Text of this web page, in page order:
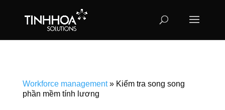
Workforce management» Kiểm tra song song
phần mềm tính lương